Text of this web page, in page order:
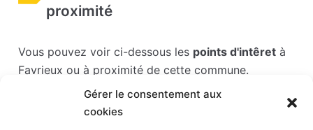
Gérer le consentement aux
cookies
proximité
Vous pouvez voir ci-dessous les points d'intêret à
Favrieux ou à proximité de cette commune.
Les points d'intérêts sont généralement bien
desservis en matière de transports. Si vous cliquez